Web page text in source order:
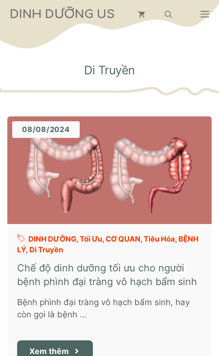
đến
dung
DINH DƯỠNG US
Di Truyền
08/08/2024
DINH DƯỠNG,Tối Ưu,CƠ QUAN,Tiêu Hóa, BỆNH
LÝ, Di Truyền
Chế độ dinh dưỡng tối ưu cho người
bệnh phình đại tràng vô hạch bẩm sinh
Bệnh phình đại tràng vô hạch bẩm sinh, hay
còn gọi là bệnh …
Xem thêm